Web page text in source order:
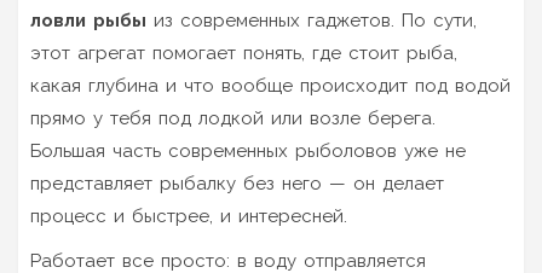
ловли рыбы из современных гаджетов. По сути,
этот агрегат помогает понять, где стоит рыба,
какая глубина и что вообще происходит под водой
прямо у тебя под лодкой или возле берега.
Большая часть современных рыболовов уже не
представляет рыбалку без него — он делает
процесс и быстрее, и интересней.
Работает все просто: в воду отправляется